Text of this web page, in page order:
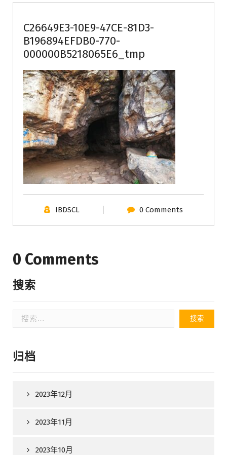
C26649E3-10E9-47CE-81D3-
B196894EFDB0-770-
000000B5218065E6_tmp
IBDSCL 0 Comments
0 Comments
搜索
归档
2023年12月
2023年11月
2023年10月